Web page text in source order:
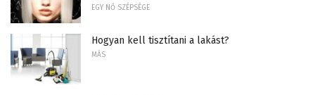
EGY NŐ SZÉPSÉGE
Hogyan kell tisztítani a lakást?
MÁS